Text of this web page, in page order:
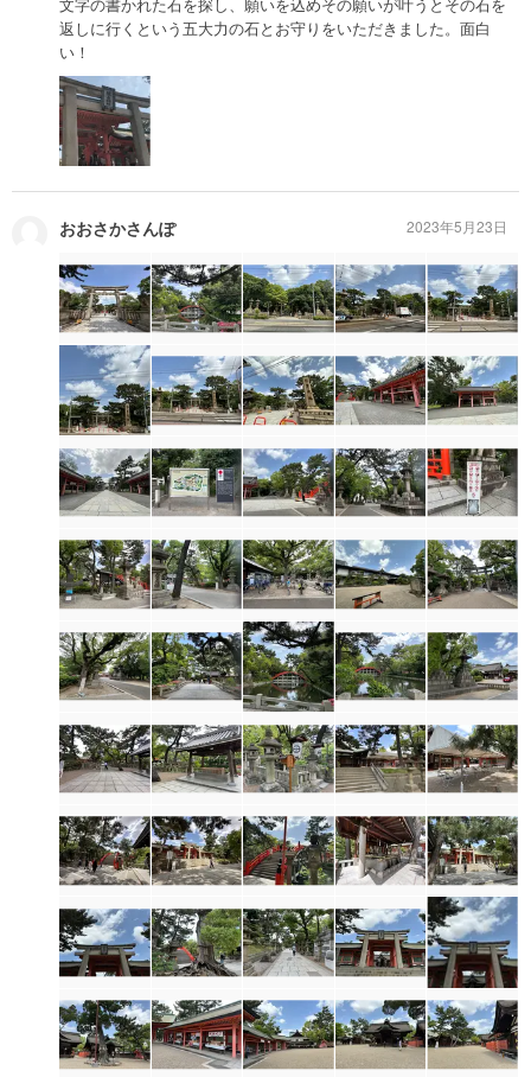
返しに行くという五大力の石とお守りをいただきました。面白
い！
おおさかさんぽ 2023年5月23日